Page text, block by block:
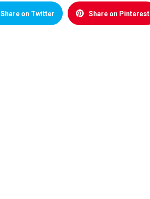
Share on Twitter Share on Pinterest